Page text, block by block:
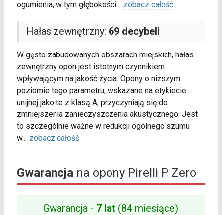
ogumienia, w tym głębokości... zobacz całość
Hałas zewnętrzny: 69 decybeli
W gęsto zabudowanych obszarach miejskich, hałas
zewnętrzny opon jest istotnym czynnikiem
wpływającym na jakość życia. Opony o niższym
poziomie tego parametru, wskazane na etykiecie
unijnej jako te z klasą A, przyczyniają się do
zmniejszenia zanieczyszczenia akustycznego. Jest
to szczególnie ważne w redukcji ogólnego szumu
w... zobacz całość
Gwarancjana opony Pirelli P Zero
Gwarancja - 7 lat (84 miesiące)